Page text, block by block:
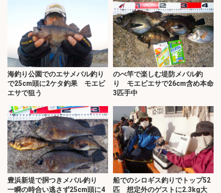
海釣り公園でのエサメバル釣り
で25cm頭に2ケタ釣果 モエビ
エサで狙う
のべ竿で楽しむ堤防メバル釣
り モエビエサで26cm含め本命
3匹手中
豊浜新堤で胴つきメバル釣り
一瞬の時合い逃さず25cm頭に4
船でのシロギス釣りでトップ52
匹 想定外のゲストに2.3kg大